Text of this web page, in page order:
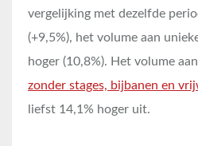
vergelijking met dezelfde
(+9,5%), het volume aan
hoger (10,8%). Het volume
zonder stages, bijbanen en
liefst 14,1% hoger uit.